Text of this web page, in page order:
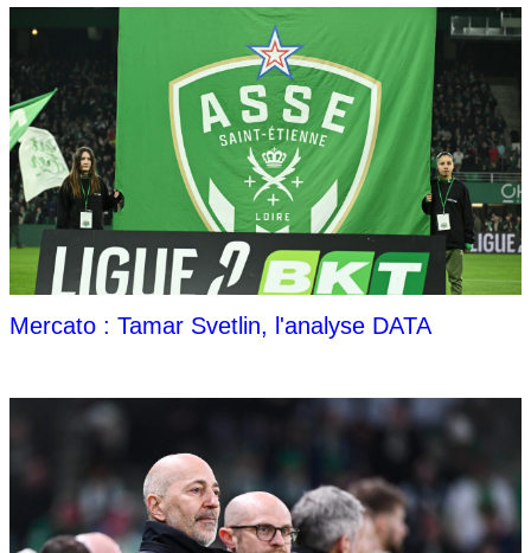
Mercato : Tamar Svetlin, l'analyse DATA